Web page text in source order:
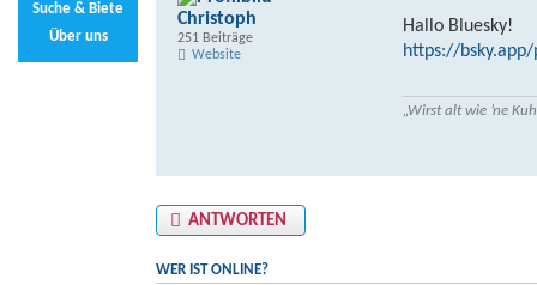
Suche & Biete
Über uns
Hallo Bluesky!
https://
„Wirst alt wie ’ne
Christoph
251 Beiträge
Website
ANTWORTEN
WER IST ONLINE?